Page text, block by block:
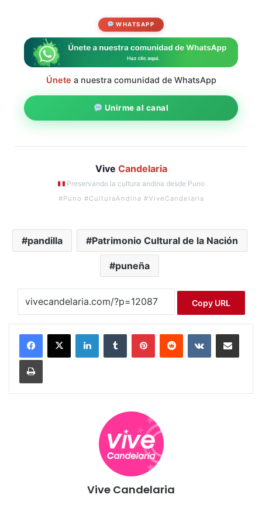
WHATSAPP
Únete a nuestra comunidad de WhatsApp
Unirme al canal
Vive Candelaria
Preservando la cultura andina desde Puno
#Puno #CulturaAndina #ViveCandelaria
pandilla Patrimonio Cultural de la Nación
puneña
Copy URL
Vive Candelaria